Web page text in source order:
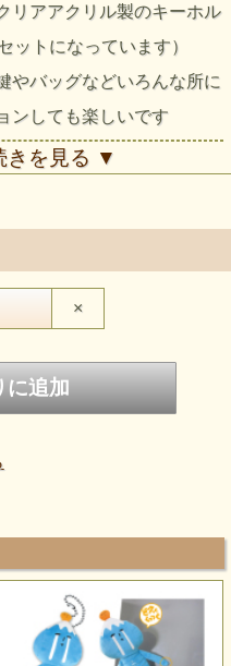
リアアクリル製のキーホル
ットになっています）
やバッグなどいろんな所に
ンしても楽しいです
ります。
包装となります。予めご
便」をご選択ください
、写真と届いた商品に生
ある場合がございます。
お願い申し上げます。
きを見る ▼
×